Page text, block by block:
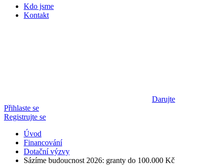
Kdo jsme
Kontakt
Darujte
Přihlaste se
Registrujte se
Úvod
Financování
Dotační výzvy
Sázíme budoucnost 2026: granty do 100.000 Kč